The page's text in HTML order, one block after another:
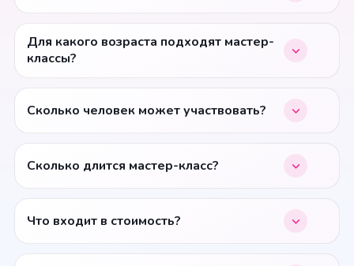
Для какого возраста подходят мастер-
классы?
Сколько человек может участвовать?
Сколько длится мастер-класс?
Что входит в стоимость?